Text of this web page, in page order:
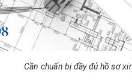
Cần chuẩn bị đầy đủ hồ sơ